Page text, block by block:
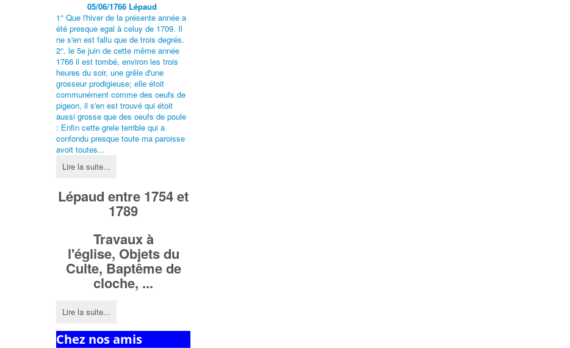
05/06/1766 Lépaud
1° Que l'hiver de la présente année a
été presque egal à celuy de 1709. Il
ne s'en est fallu que de trois degrés.
2°. le 5e juin de cette même année
1766 il est tombé, environ les trois
heures du soir, une grêle d'une
grosseur prodigieuse; elle étoit
communément comme des oeufs de
pigeon, il s'en est trouvé qui étoit
aussi grosse que des oeufs de poule
: Enfin cette grele terrible qui a
confondu presque toute ma paroisse
avoit toutes...
Lire la suite...
Lépaud entre 1754 et
1789
Travaux à
l'église, Objets du
Culte, Baptême de
cloche, ...
Lire la suite...
Chez nos amis